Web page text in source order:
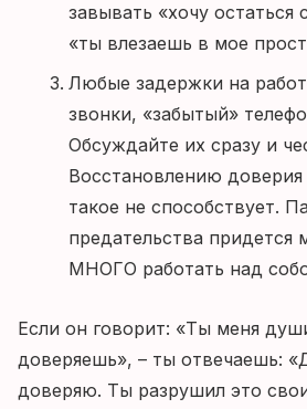
завывать «хочу остаться
«ты влезаешь в мое
Любые задержки на
звонки, «забытый»
Обсуждайте их сразу и
Восстановлению
такое не способствует.
предательства
МНОГО работать над
Если он говорит: «Ты меня
доверяешь», – ты отвечаешь:
доверяю. Ты разрушил это